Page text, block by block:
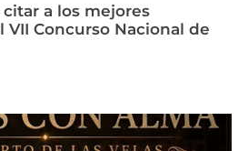
a los mejores
VII Concurso Nacional de